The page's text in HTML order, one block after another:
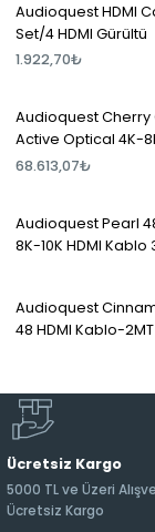
Audioquest HDMI
Set/4 HDMI Gürültü
Önleyici Kapaklar
1.922,70₺
Audioquest Cherry
Active Optical 4K-
HDMI Kablo 10mt
68.613,07₺
Audioquest Pearl
8K-10K HDMI Kablo
Audioquest
48 HDMI Kablo-2MT
Ücretsiz Kargo
5000 TL ve Üzeri
Ücretsiz Kargo